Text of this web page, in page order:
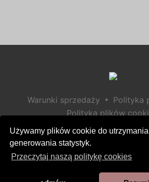
Używamy plików cookie do
generowania statystyk.
Przeczytaj naszą politykę cookies
Warunki sprzedaży • Polityka
Polityka plików
Polityka bezpieczeństwa
Pomoc / Kontakt